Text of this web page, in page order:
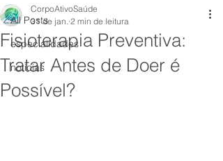
All Posts
especialidades
noticias
Fisioterapia Preventiva:
Tratar Antes de Doer é
Possível?
CorpoAtivoSaúde
31 de jan. 2 min de leitura